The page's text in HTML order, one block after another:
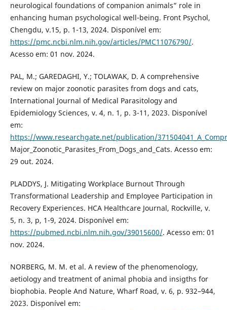
neurological foundations of companion animals” role in
enhancing human psychological well-being. Front Psychol,
Chengdu, v.15, p. 1-13, 2024. Disponível em:
https://pmc.ncbi.nlm.nih.gov/articles/PMC11076790/.
Acesso em: 01 nov. 2024.
PAL, M.; GAREDAGHI, Y.; TOLAWAK, D. A comprehensive
review on major zoonotic parasites from dogs and cats,
International Journal of Medical Parasitology and
Epidemiology Sciences, v. 4, n. 1, p. 3-11, 2023. Disponível
em:
https://www.researchgate.net/publication/
Major_Zoonotic_Parasites_From_Dogs_and_Cats. Acesso em:
29 out. 2024.
PLADDYS, J. Mitigating Workplace Burnout Through
Transformational Leadership and Employee Participation in
Recovery Experiences. HCA Healthcare Journal, Rockville, v.
5, n. 3, p, 1-9, 2024. Disponível em:
https://pubmed.ncbi.nlm.nih.gov/39015600/. Acesso em: 01
nov. 2024.
NORBERG, M. M. et al. A review of the phenomenology,
aetiology and treatment of animal phobia and insigths for
biophobia. People And Nature, Wharf Road, v. 6, p. 932–944,
2023. Disponível em: